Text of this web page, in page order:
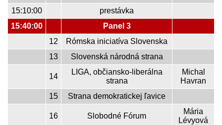
15:10:00
prestávka
15:40:00
Panel 3
12
Rómska iniciatíva Slovenska
13
Slovenská národná strana
14
LIGA, občiansko-liberálna
strana
Michal
Havran
15
Strana demokratickej ľavice
16 Slobodné Fórum
Mária
Lévyová